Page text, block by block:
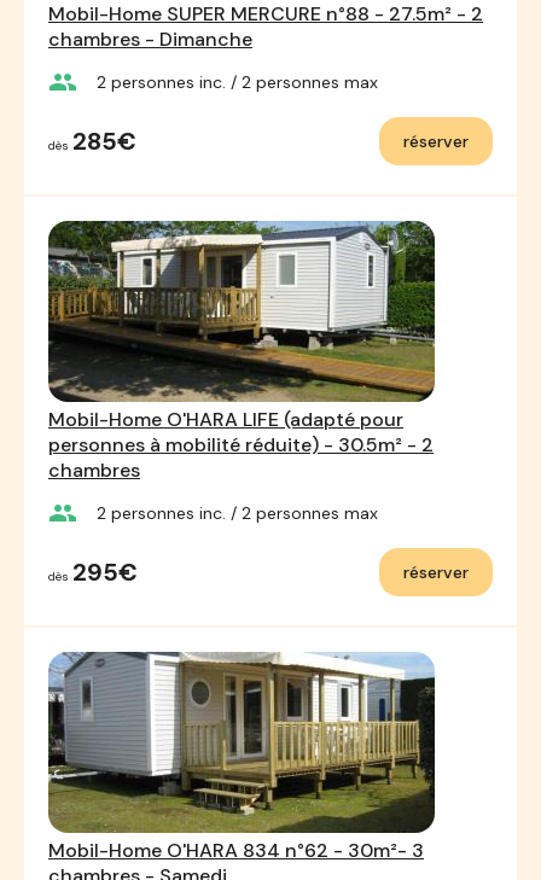
Mobil-Home SUPER MERCURE n°88 - 27.5m² - 2
chambres - Dimanche
group 2 personnes inc. / 2 personnes max
dès 285€ réserver
Mobil-Home O'HARA LIFE (adapté pour
personnes à mobilité réduite) - 30.5m² - 2
chambres
group 2 personnes inc. / 2 personnes max
dès 295€ réserver
Mobil-Home O'HARA 834 n°62 - 30m²- 3